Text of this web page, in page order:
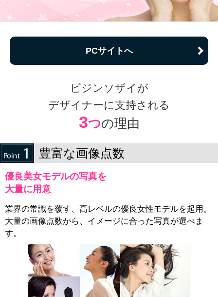
PCサイトへ
ビジンソザイが
デザイナーに支持される
3つの理由
豊富な画像点数
優良美女モデルの写真を
大量に用意
業界の常識を覆す、高レベルの優良女性モデルを起用。
大量の画像点数から、イメージに合った写真が選べま
す。